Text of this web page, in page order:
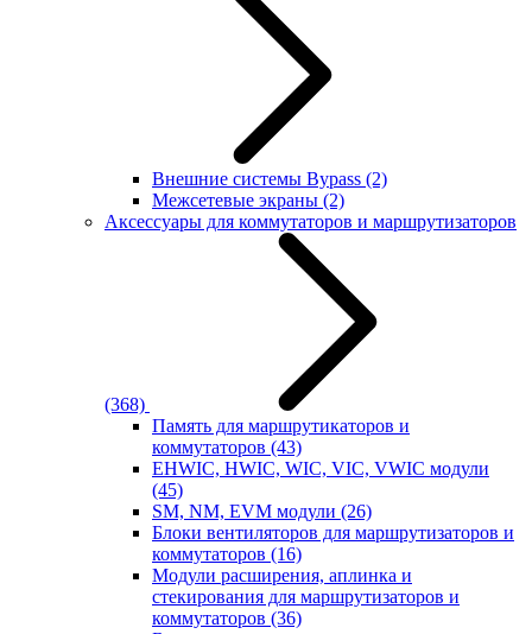
Внешние системы Bypass (2)
Межсетевые экраны (2)
Аксессуары для коммутаторов и маршрутизаторов
(368)
Память для маршрутикаторов и
коммутаторов (43)
EHWIC, HWIC, WIC, VIC, VWIC модули
(45)
SM, NM, EVM модули (26)
Блоки вентиляторов для маршрутизаторов и
коммутаторов (16)
Модули расширения, аплинка и
стекирования для маршрутизаторов и
коммутаторов (36)